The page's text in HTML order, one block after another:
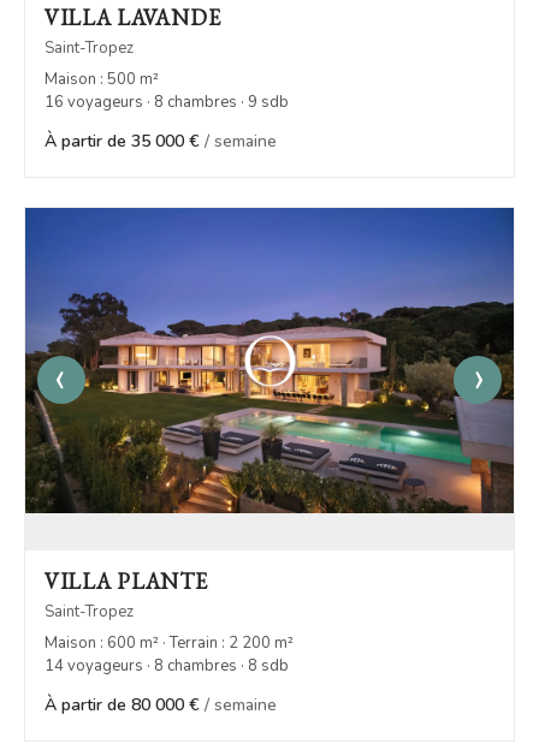
VILLA LAVANDE
Saint-Tropez
Maison : 500 m²
16 voyageurs · 8 chambres · 9 sdb
À partir de 35 000 € / semaine
‹ ›
VILLA PLANTE
Saint-Tropez
Maison : 600 m² · Terrain : 2 200 m²
14 voyageurs · 8 chambres · 8 sdb
À partir de 80 000 € / semaine